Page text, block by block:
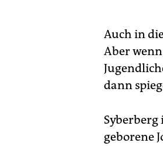
Auch in
Aber
dann
geborene